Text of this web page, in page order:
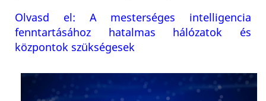
Olvasd el: A mesterséges intelligencia
fenntartásához hatalmas hálózatok és
központok szükségesek